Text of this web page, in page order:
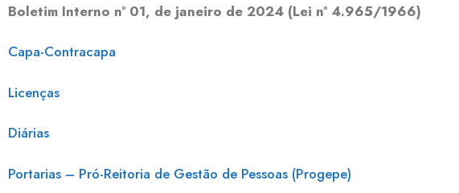
Boletim Interno nº 01, de janeiro de 2024 (Lei nº 4.965/1966)
Capa-Contracapa
Licenças
Diárias
Portarias – Pró-Reitoria de Gestão de Pessoas (Progepe)